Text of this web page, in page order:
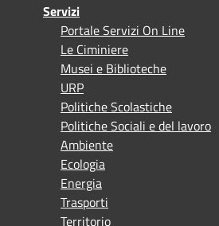
Servizi
Portale Servizi On Line
Le Ciminiere
Musei e Biblioteche
URP
Politiche Scolastiche
Politiche Sociali e del lavoro
Ambiente
Ecologia
Energia
Trasporti
Territorio